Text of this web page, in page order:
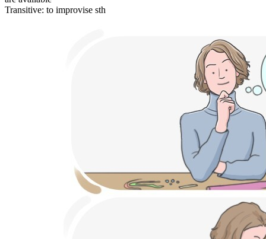
Transitive: to improvise sth